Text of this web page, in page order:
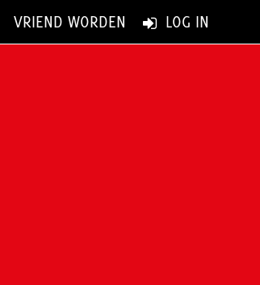
VRIEND WORDEN LOG IN